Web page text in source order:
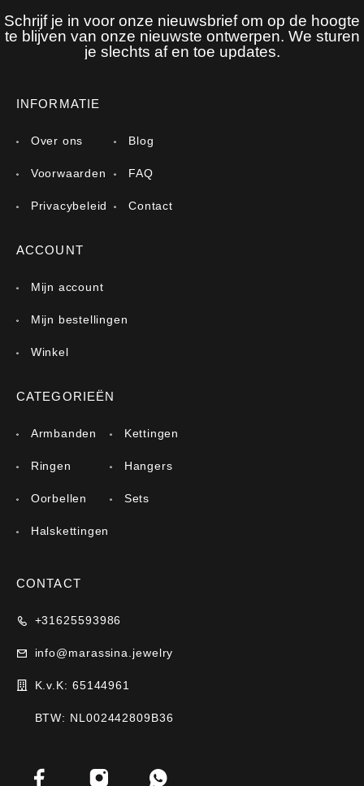
Schrijf je in voor onze nieuwsbrief om op de hoogte
te blijven van onze nieuwste ontwerpen. We sturen
je slechts af en toe updates.
INFORMATIE
Over ons
Voorwaarden
Privacybeleid
Blog
FAQ
Contact
ACCOUNT
Mijn account
Mijn bestellingen
Winkel
CATEGORIEËN
Armbanden
Ringen
Oorbellen
Halskettingen
Kettingen
Hangers
Sets
CONTACT
+31625593986
info@marassina.jewelry
K.v.K: 65144961
BTW: NL002442809B36